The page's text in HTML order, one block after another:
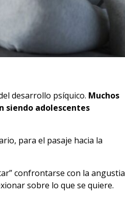
desarrollo psíquico. Muchos
siendo adolescentes
para el pasaje hacia la
confrontarse con la angustia
sobre lo que se quiere.